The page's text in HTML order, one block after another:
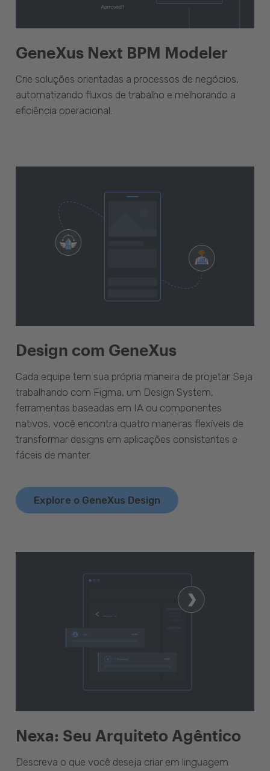
GeneXus Next BPM Modeler
Crie soluções orientadas a processos de negócios,
automatizando fluxos de trabalho e melhorando a
eficiência operacional.
Design com GeneXus
Cada equipe tem sua própria maneira de projetar. Seja
trabalhando com Figma, um Design System,
ferramentas baseadas em IA ou componentes
nativos, você encontra quatro maneiras flexíveis de
transformar designs em aplicações consistentes e
fáceis de manter.
Explore o GeneXus Design
Nexa: Seu Arquiteto Agêntico
Descreva o que você deseja criar em linguagem